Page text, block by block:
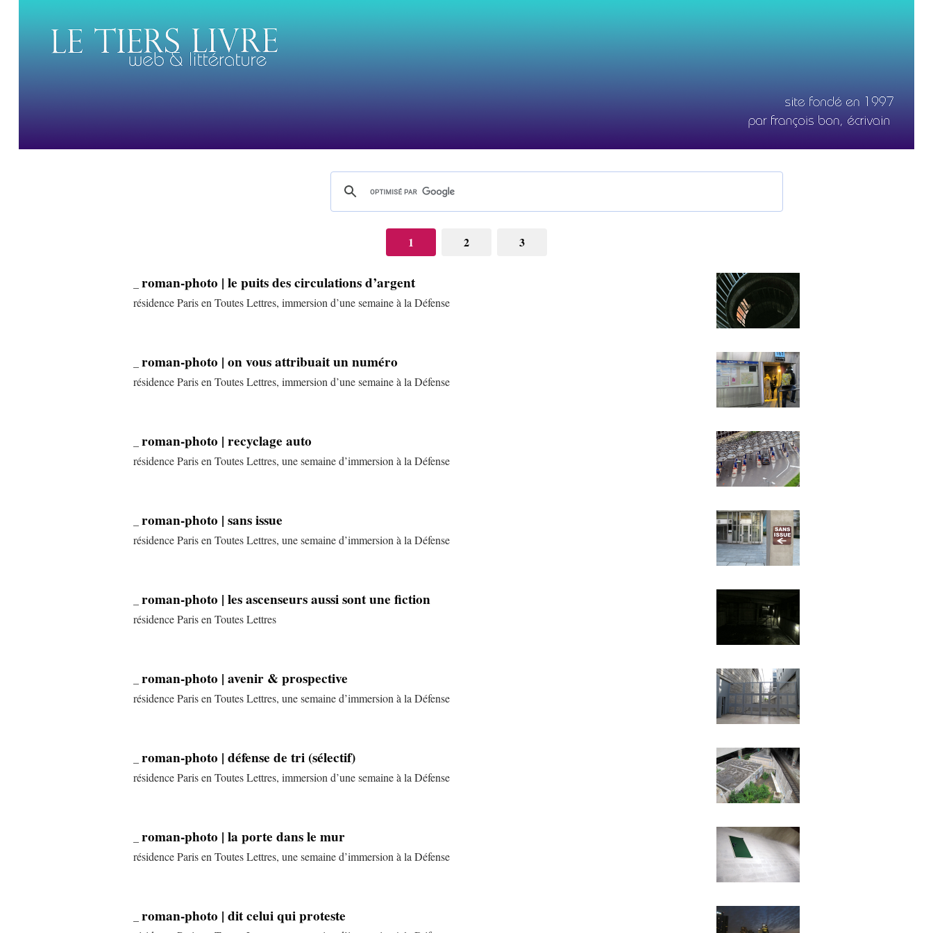
1 2 3
roman-photo | le puits des circulations d’argent
résidence Paris en Toutes Lettres, immersion d’une semaine à la Défense
roman-photo | on vous attribuait un numéro
résidence Paris en Toutes Lettres, immersion d’une semaine à la Défense
roman-photo | recyclage auto
résidence Paris en Toutes Lettres, une semaine d’immersion à la Défense
roman-photo | sans issue
résidence Paris en Toutes Lettres, une semaine d’immersion à la Défense
roman-photo | les ascenseurs aussi sont une fiction
résidence Paris en Toutes Lettres
roman-photo | avenir & prospective
résidence Paris en Toutes Lettres, une semaine d’immersion à la Défense
roman-photo | défense de tri (sélectif)
résidence Paris en Toutes Lettres, immersion d’une semaine à la Défense
roman-photo | la porte dans le mur
résidence Paris en Toutes Lettres, une semaine d’immersion à la Défense
roman-photo | dit celui qui proteste